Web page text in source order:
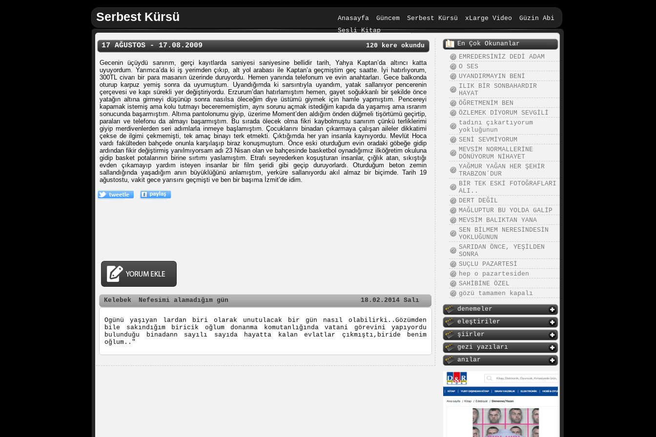
Serbest Kürsü Anasayfa Güncem Serbest Kürsü xLarge Video
Güzin Abi
Sesli Kitap
17 AĞUSTOS - 17.08.2009 120 kere okundu
Gecenin üçüydü sanırım, gerçi kayıtlarda saniyesi saniyesine bellidir tarih, Yahya Kaptan’da altıncı katta
uyuyordum. Yarımca’da ki iş yerimden çıkıp, alt yol arabası ile Kaptan’a geçmiştim geç saatte. İyi hatırlıyorum,
300TL civarı bir para masanın üzerinde duruyordu. Hemen yanında telefonum ve evin anahtarları. Gece balkonda
oturup karpuz yemiş sonra da uyumuştum. Uyandığımda ki sarsıntıyla uyandım, yatak sallanıyor pencerenin
çerçevesi ve kapı sürekli yer değiştiriyordu. Erzurum’dan hatırlamıştım hemen, gayet soğukkanlı bir şekilde önce
yatağın altına girmeyi düşünüp sonra nasılsa öleceğim diye üstümü giymek için hamle yapmıştım. Pencereyi
kapamak istemiş ama kolu tutmayı becerememiştim, aynı sorunu açmak istediğim kapıda da yaşamış ama ısrarım
sonucunda başarmıştım. Altıma pantolonumu giyip, üzerime Moment’den aldığım önden düğmeli tişörtümü geçirtip,
paraları ve telefonu da almayı başarmıştım. Bu sırada ölecek olma fikri kaybolmuştu sanırım çünkü terliklerimi
giyip merdivenlerden seri adımlarla inmeye başlamıştım. Çocuklarını binadan çıkarmaya çalışan aileler dikkatimi
çekse de ilgimi çekmemişti, tek amaç binayı terk etmekti. Çıktığımda her yan insanla kaynıyordu. Mevlüt Hoca
vardı fakülteden bahçede onunla karşılaşıp biraz konuşmuştum. Önce eski oturduğum evin oradaki göbeğe gidip
ardından fikir değiştirmiş yanılmıyorsam adı 23 Nisan olan ve bahçesinde basketbol oynadığımız ilköğretim okuluna
gidip basket potalarının birine sırtımı yaslamıştım. Etrafı seyrederken koşuşturan insanlar, çığlık atan, sıkıştığı
evden çıkamayıp yardım isteyen insanlar bir film şeridi gibi geçip duruyorlardı. Oturduğum beton zemin
sallandığında yaşadığım anın büyüklüğünü anlamıştım, yerküre sallanıyordu akıl almaz bir biçimde. Tarih 19
ağustostu, vakit gece yarısını geçmişti ve ben bir başıma İzmit’de idim.
Kelebek Nefesimi alamadığım gün 18.02.2014 Salı
Ogünü yaşıyan lardan biri olarak unutulacak bir gün nasıl olabilirki..Gözümden
bile sakındığım biricik oğlum donanma komutanlığında vatani görevini yapıyordu
bulunduğu binadann sayılı sayıda hayatta kalan evlatlar çıkmıştı,biride benim
oğlum.."
En Çok Okunanlar
EMREDERSİNİZ DEDİ ADAM
O SES
UYANDIRMAYIN BENİ
ILIK BİR SONBAHARDIR
HAYAT
ÖĞRETMENİM BEN
ÖZLEMEK DİYORUM SEVGİLİ
tadını çıkartıyorum
yokluğunun
SENİ SEVMİYORUM
MEVSİM NORMALLERİNE
DÖNÜYORUM NİHAYET
YAĞMUR YAĞAN HER ŞEHİR
TRABZON´DUR
BİR TEK ESKİ FOTOĞRAFLARI
ALI..
DERT DEĞİL
MAĞLUPTUR BU YOLDA GALİP
MEVSİM BALIKTAN YANA
SEN BİLMEM NERESİNDESİN
YOKLUĞUNUN
SARIDAN ÖNCE, YEŞİLDEN
SONRA
SUÇLU PAZARTESİ
hep o pazartesiden
SAHİBİNE ÖZEL
gözü tamamen kapalı
denemeler
eleştiriler
şiirler
gezi yazıları
anılar